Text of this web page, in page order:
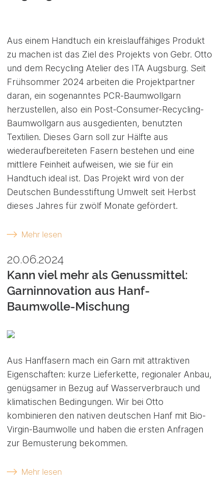
Aus einem Handtuch ein kreislauffähiges Produkt
zu machen ist das Ziel des Projekts von Gebr. Otto
und dem Recycling Atelier des ITA Augsburg. Seit
Frühsommer 2024 arbeiten die Projektpartner
daran, ein sogenanntes PCR-Baumwollgarn
herzustellen, also ein Post-Consumer-Recycling-
Baumwollgarn aus ausgedienten, benutzten
Textilien. Dieses Garn soll zur Hälfte aus
wiederaufbereiteten Fasern bestehen und eine
mittlere Feinheit aufweisen, wie sie für ein
Handtuch ideal ist. Das Projekt wird von der
Deutschen Bundesstiftung Umwelt seit Herbst
dieses Jahres für zwölf Monate gefördert.
Mehr lesen
20.06.2024
Kann viel mehr als Genussmittel:
Garninnovation aus Hanf-
Baumwolle-Mischung
Aus Hanffasern mach ein Garn mit attraktiven
Eigenschaften: kurze Lieferkette, regionaler Anbau,
genügsamer in Bezug auf Wasserverbrauch und
klimatischen Bedingungen. Wir bei Otto
kombinieren den nativen deutschen Hanf mit Bio-
Virgin-Baumwolle und haben die ersten Anfragen
zur Bemusterung bekommen.
Mehr lesen